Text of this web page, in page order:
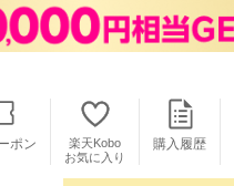
ポン
楽天Kobo
お気に入り
購入履歴